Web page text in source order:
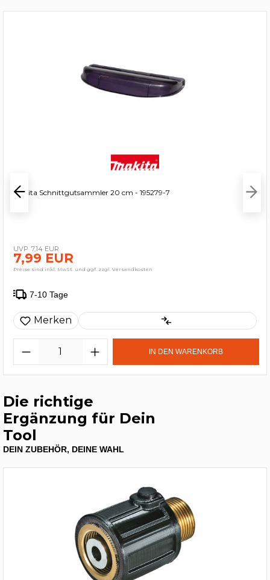
Makita Schnittgutsammler 20 cm - 195279-7
7,14 EUR
7,99 EUR
Preise sind inkl. MwSt. und ggf. zzgl. Versandkosten
7-10 Tage
Merken
IN DEN WARENKORB
Die richtige
Ergänzung für Dein
Tool
DEIN ZUBEHÖR, DEINE WAHL